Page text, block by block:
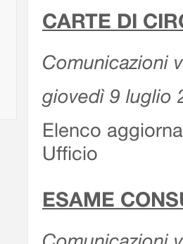
CARTE DI
Comunicazioni
giovedì 9 luglio
Elenco
Ufficio
ESAME